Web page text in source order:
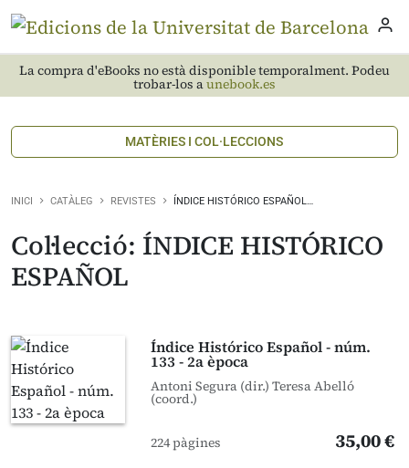
La compra d'eBooks no està disponible temporalment. Podeu
trobar-los aunebook.es
MATÈRIES I COL·LECCIONS
INICI CATÀLEG REVISTES ÍNDICE HISTÓRICO ESPAÑOL…
Col·lecció: ÍNDICE HISTÓRICO
ESPAÑOL
Índice Histórico Español - núm.
133 - 2a època
Antoni Segura (dir.) Teresa Abelló
(coord.)
224 pàgines 35,00 €